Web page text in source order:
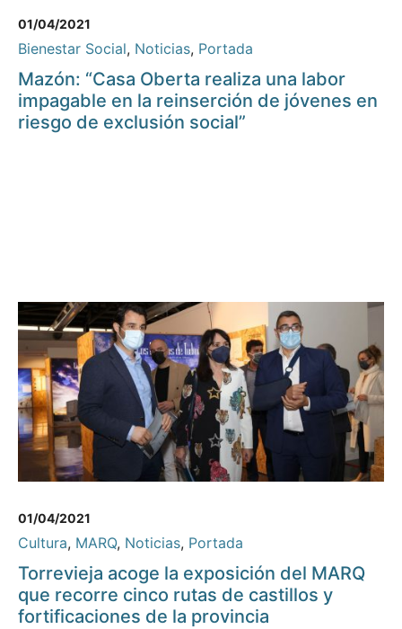
01/04/2021
Bienestar Social, Noticias, Portada
Mazón: “Casa Oberta realiza una labor
impagable en la reinserción de jóvenes en
riesgo de exclusión social”
01/04/2021
Cultura, MARQ, Noticias, Portada
Torrevieja acoge la exposición del MARQ
que recorre cinco rutas de castillos y
fortificaciones de la provincia